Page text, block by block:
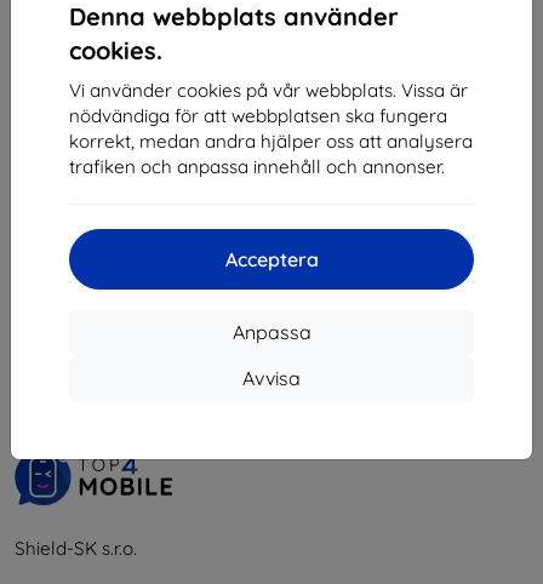
Denna webbplats använder
cookies.
Vi använder cookies på vår webbplats. Vissa är
nödvändiga för att webbplatsen ska fungera
korrekt, medan andra hjälper oss att analysera
trafiken och anpassa innehåll och annonser.
Acceptera
Anpassa
Avvisa
3MK Folia ARC Garmin
Forerunner 235 Fullscreen Foil
147 kr
132 kr
I lager > 5 st
3MK Garmin FR 735XT - 3mk
132 kr
I lager > 5 st
Shield-SK s.r.o.